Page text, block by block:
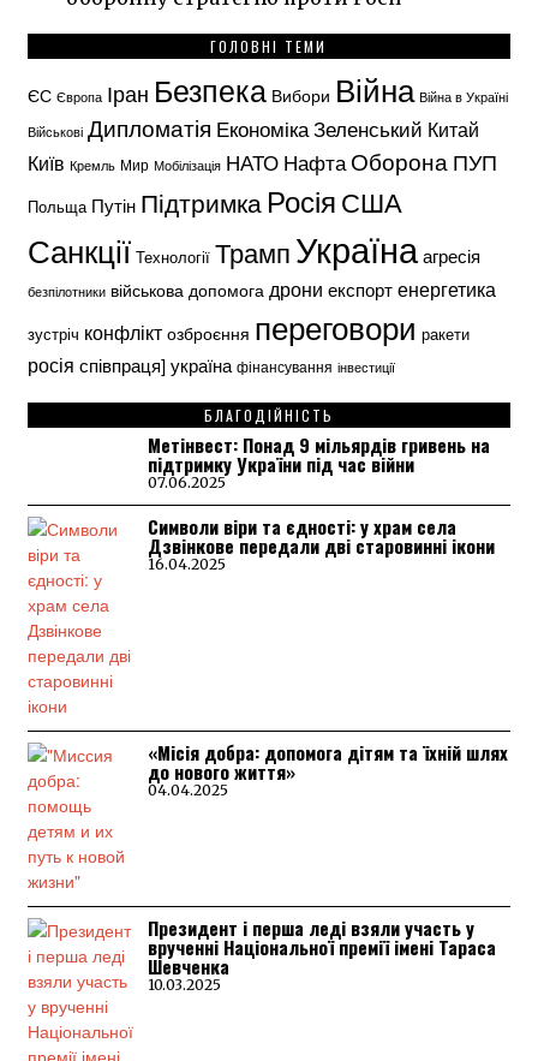
ГОЛОВНІ ТЕМИ
ЄС Європа Іран Безпека Вибори Війна Війна в Україні
Військові Дипломатія ЕкономікаЗеленський Китай
Київ Кремль Мир Мобілізація НАТО НафтаОборона ПУП
Польща Путін Підтримка РосіяСША
Санкції Технології ТрампУкраїнаагресія
безпілотники військова допомога дрони експорт енергетика
зустріч конфлікт озброєння переговори ракети
росія співпраця] україна фінансування інвестиції
БЛАГОДІЙНІСТЬ
Метінвест: Понад 9 мільярдів гривень на
підтримку України під час війни
07.06.2025
Символи віри та єдності: у храм села
Дзвінкове передали дві старовинні ікони
16.04.2025
«Місія добра: допомога дітям та їхній шлях
до нового життя»
04.04.2025
Президент і перша леді взяли участь у
врученні Національної премії імені Тараса
Шевченка
10.03.2025